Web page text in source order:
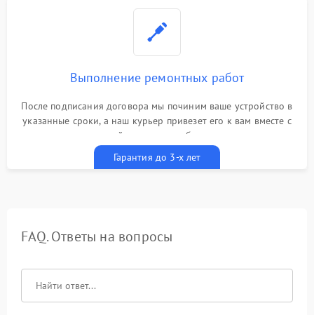
Выполнение ремонтных работ
После подписания договора мы починим ваше устройство в
указанные сроки, а наш курьер привезет его к вам вместе с
гарантийным талоном бесплатно
Гарантия до 3-х лет
FAQ. Ответы на вопросы